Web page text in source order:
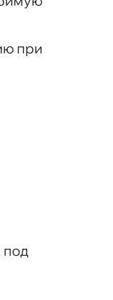
при
под